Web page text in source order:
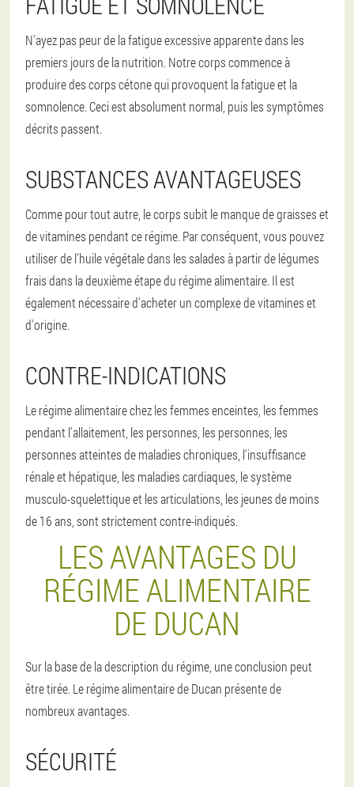
N'ayez pas peur de la fatigue excessive apparente dans les
premiers jours de la nutrition. Notre corps commence à
produire des corps cétone qui provoquent la fatigue et la
somnolence. Ceci est absolument normal, puis les symptômes
décrits passent.
SUBSTANCES AVANTAGEUSES
Comme pour tout autre, le corps subit le manque de graisses et
de vitamines pendant ce régime. Par conséquent, vous pouvez
utiliser de l'huile végétale dans les salades à partir de légumes
frais dans la deuxième étape du régime alimentaire. Il est
également nécessaire d'acheter un complexe de vitamines et
d'origine.
CONTRE-INDICATIONS
Le régime alimentaire chez les femmes enceintes, les femmes
pendant l'allaitement, les personnes, les personnes, les
personnes atteintes de maladies chroniques, l'insuffisance
rénale et hépatique, les maladies cardiaques, le système
musculo-squelettique et les articulations, les jeunes de moins
de 16 ans, sont strictement contre-indiqués.
LES AVANTAGES DU
RÉGIME ALIMENTAIRE
DE DUCAN
Sur la base de la description du régime, une conclusion peut
être tirée. Le régime alimentaire de Ducan présente de
nombreux avantages.
SÉCURITÉ